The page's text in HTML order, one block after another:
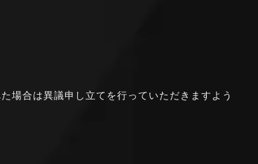
場合は異議申し立てを行っていただきますよう